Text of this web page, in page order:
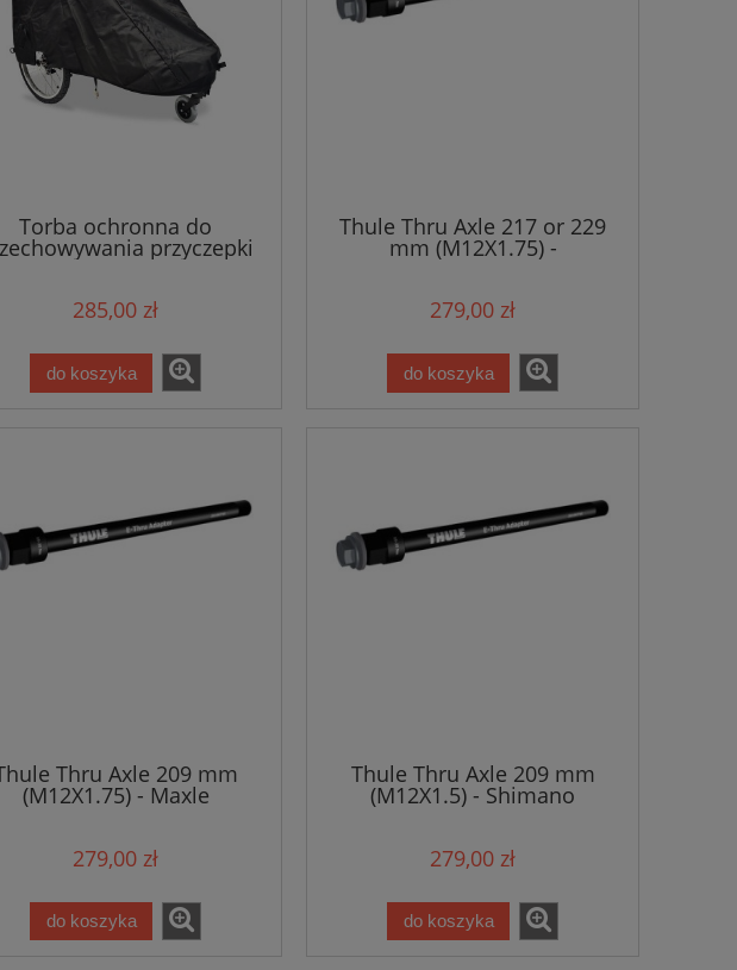
Torba ochronna do
przyczepki
rowerowej dla osób z
Wike Large
285,00 zł
do koszyka
Thule Thru Axle 217 or 229
mm (M12X1.75) -
Maxle/Fatbike
279,00 zł
do koszyka
Thru Axle 209 mm
(M12X1.75) - Maxle
279,00 zł
do koszyka
Thule Thru Axle 209 mm
(M12X1.5) - Shimano
279,00 zł
do koszyka